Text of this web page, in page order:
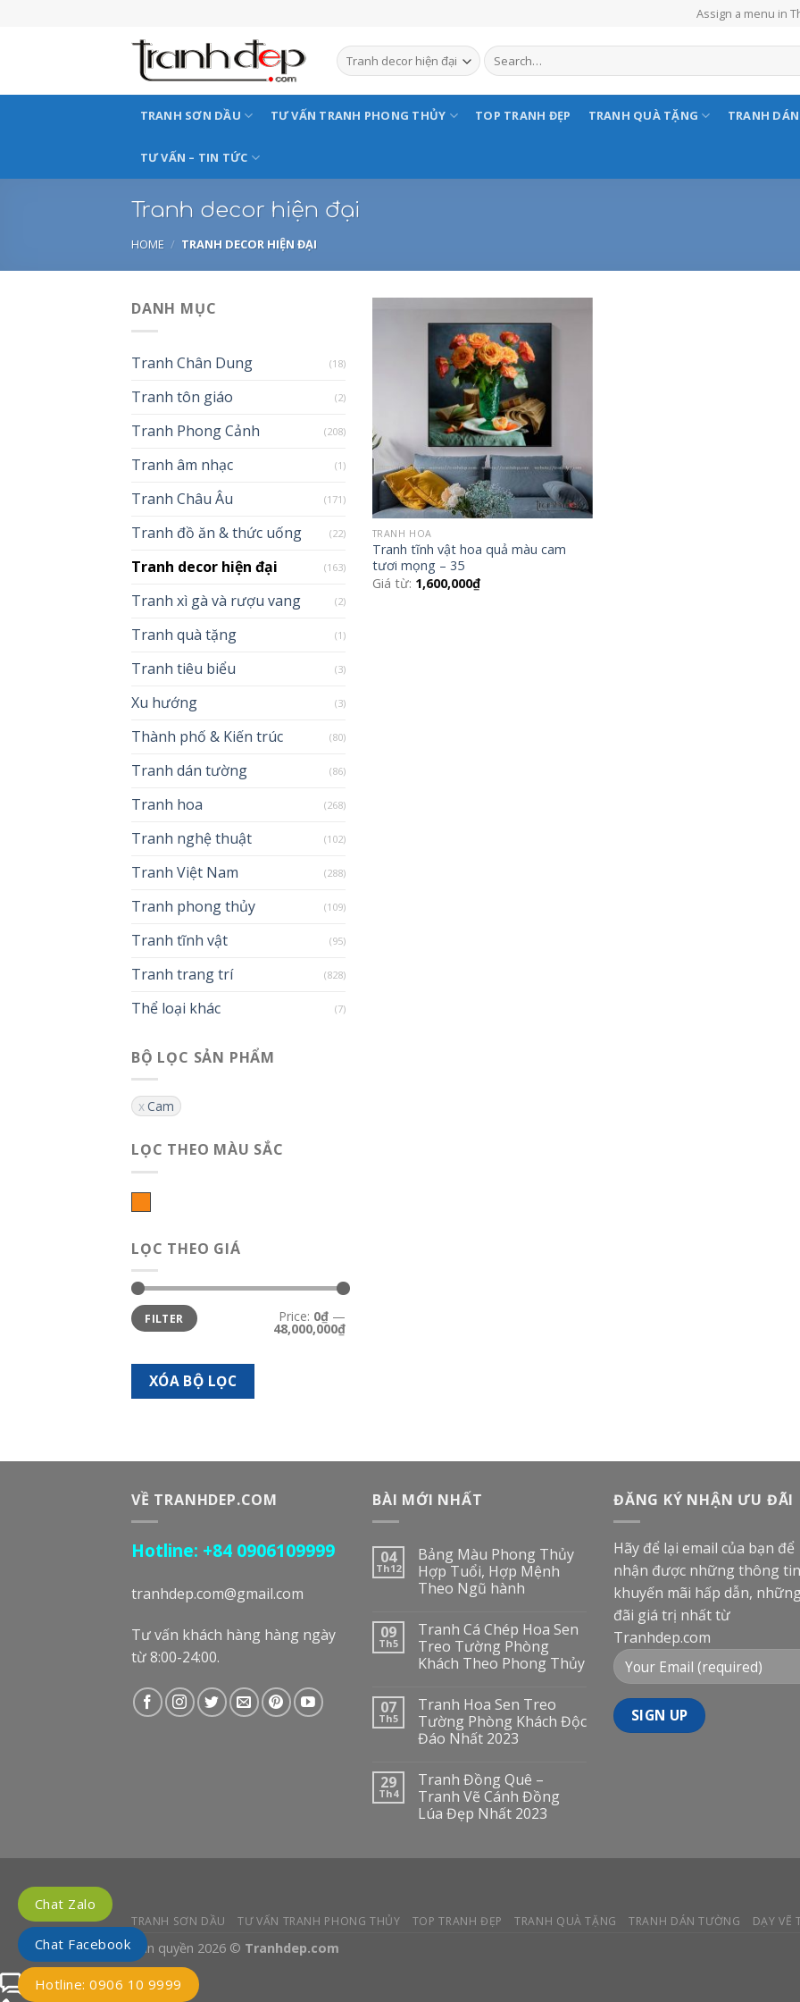
Assign a menu in
TRANH SƠN DẦU TƯ VẤN TRANH PHONG THỦY TOP TRANH ĐẸP TRANH QUÀ TẶNG TRANH
TƯ VẤN – TIN TỨC
Tranh decor hiện đại
HOME / TRANH DECOR HIỆN ĐẠI
DANH MỤC
Tranh Chân Dung (18)
Tranh tôn giáo (2)
Tranh Phong Cảnh (208)
Tranh âm nhạc (1)
Tranh Châu Âu (171)
Tranh đồ ăn & thức uống (22)
Tranh decor hiện đại (163)
Tranh xì gà và rượu vang (2)
Tranh quà tặng (1)
Tranh tiêu biểu (3)
Xu hướng (3)
Thành phố & Kiến trúc (80)
Tranh dán tường (86)
Tranh hoa (268)
Tranh nghệ thuật (102)
Tranh Việt Nam (288)
Tranh phong thủy (109)
Tranh tĩnh vật (95)
Tranh trang trí (828)
Thể loại khác (7)
BỘ LỌC SẢN PHẨM
Cam
LỌC THEO MÀU SẮC
LỌC THEO GIÁ
Min
price
Max
priceFILTER Price: 0₫ —
48,000,000₫
XÓA BỘ LỌC
TRANH HOA
Tranh tĩnh vật hoa quả màu cam
tươi mọng – 35
Giá từ: 1,600,000₫
VỀ TRANHDEP.COM
Hotline: +84 0906109999
tranhdep.com@gmail.com
Tư vấn khách hàng hàng ngày
từ 8:00-24:00.
BÀI MỚI NHẤT
04
Th12
Bảng Màu Phong Thủy
Hợp Tuổi, Hợp Mệnh
Theo Ngũ hành
09
Th5
Tranh Cá Chép Hoa Sen
Treo Tường Phòng
Khách Theo Phong Thủy
07
Th5
Tranh Hoa Sen Treo
Tường Phòng Khách Độc
Đáo Nhất 2023
29
Th4
Tranh Đồng Quê –
Tranh Vẽ Cánh Đồng
Lúa Đẹp Nhất 2023
ĐĂNG KÝ NHẬN ƯU ĐÃI
Hãy để lại email của bạn để
nhận được những thông tin
khuyến mãi hấp dẫn,
đãi giá trị nhất từ
Tranhdep.com
TRANH SƠN DẦU TƯ VẤN TRANH PHONG THỦY TOP TRANH ĐẸP TRANH QUÀ TẶNG TRANH DÁN TƯỜNG DẠY VẼ
Bản quyền 2026 © Tranhdep.com
Chat Zalo
Chat Facebook
Hotline: 0906 10 9999
Chat Facebook với tư vấn